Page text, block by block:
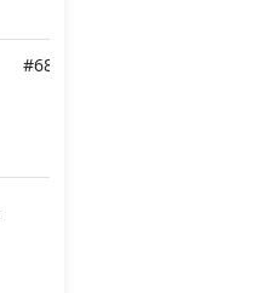
#681
#680